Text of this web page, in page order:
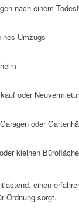
nach einem
Umzugs
oder
oder
kleinen
einen
Ordnung sorgt.